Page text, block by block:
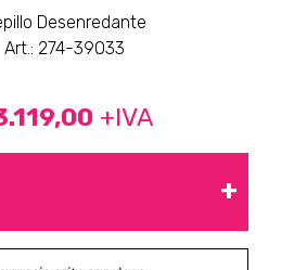
Desenredante
Art.: 274-39033
+IVA
+